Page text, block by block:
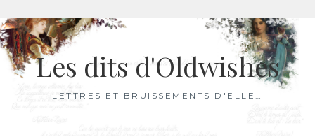
Aller
au
contenuLes dits d'Oldwishes
LETTRES ET BRUISSEMENTS D'ELLE…